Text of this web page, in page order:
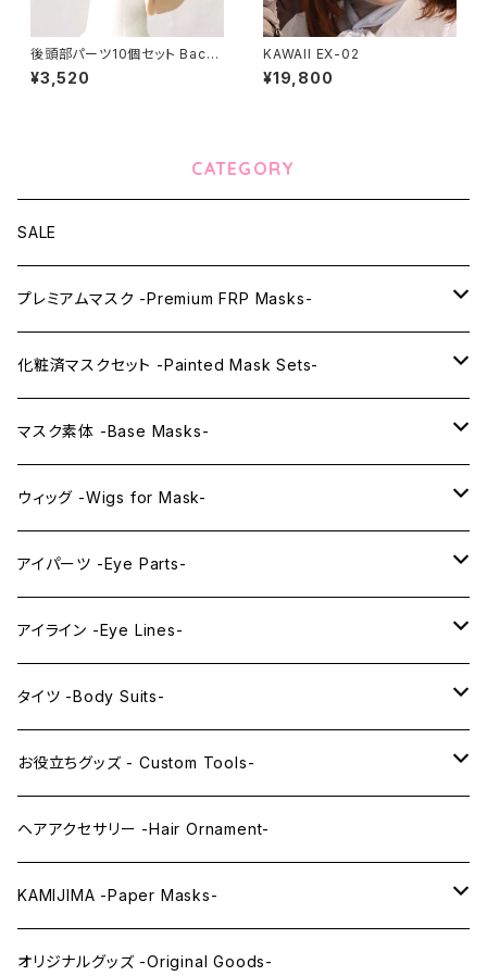
後頭部パーツ10個セット Back
of head part 10 pieces set
¥3,520
KAWAII EX-02
¥19,800
CATEGORY
SALE
プレミアムマスク -Premium FRP Masks-
KAWAII PREMIUM Mask & Wig Sets
プレミアムマスク素体-Premium base masks-
プレミアムウィッグ -Premium Wigs-
プレミアムレンズアイ -Premium Lens eye-
化粧済マスクセット -Painted Mask Sets-
KAWAII EX series
KAWAII series
IDOL series
PRINCESS series
KAWAII Little series
マスク素体 -Base Masks-
アニメマスク -Anime Masks-
ドールマスク -Doll Masks-
ウィッグ -Wigs for Mask-
ロング -Long-
ミドル -Middle-
アイパーツ -Eye Parts-
レンズアイ -Lens Eyes-
レンズアイ
レンズアイEX
クリスタルアイ -Crystal Eyes-
アイライン -Eye Lines-
アイラインステッカー -Eye Line Stickers-
まゆ毛 -Eyebrows-
まつ毛 -Eyelash-
タイツ -Body Suits-
全身タイツ -Full Body Suits-
上半身タイツ -Upper Body Suits-
お役立ちグッズ - Custom Tools-
カスタム用品 -Custom Tools-
ウィッグメンテナンス -Wig Maintenance-
ヘアアクセサリー -Hair Ornament-
KAMIJIMA -Paper Masks-
ペーパーマスク -Paper Masks-
オリジナルグッズ -Original Goods-